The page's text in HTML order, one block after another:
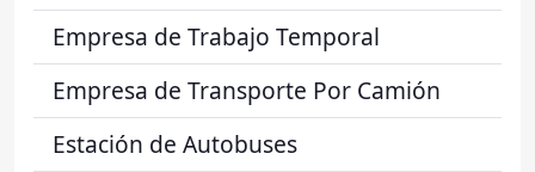
Empresa de Trabajo Temporal
Empresa de Transporte Por Camión
Estación de Autobuses